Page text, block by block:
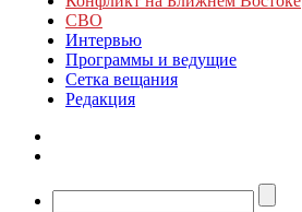
СВО
Интервью
Программы и ведущие
Сетка вещания
Редакция